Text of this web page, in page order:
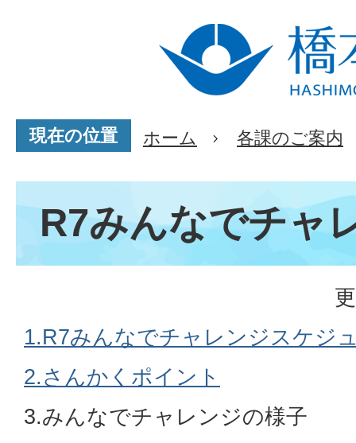
現在の位置 ホーム 各課のご案内
R7みんなでチャ
1.R7みんなでチャレンジスケジ
2.さんかくポイント
3.みんなでチャレンジの様子